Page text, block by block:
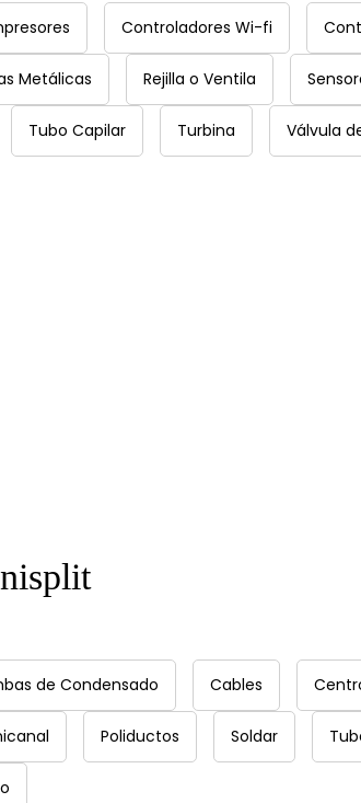
Controladores Wi-fi
Metálicas Rejilla o Ventila
Tubo Capilar Turbina Válvula
de Condensado Cables
Poliductos Soldar